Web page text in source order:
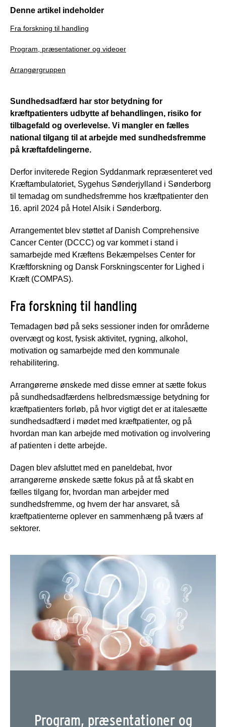
Denne artikel indeholder
Fra forskning til handling
Program, præsentationer og videoer
Arrangørgruppen
Sundhedsadfærd har stor betydning for
kræftpatienters udbytte af behandlingen, risiko for
tilbagefald og overlevelse. Vi mangler en fælles
national tilgang til at arbejde med sundhedsfremme
på kræftafdelingerne.
Derfor inviterede Region Syddanmark repræsenteret ved
Kræftambulatoriet, Sygehus Sønderjylland i Sønderborg
til temadag om sundhedsfremme hos kræftpatienter den
16. april 2024 på Hotel Alsik i Sønderborg.
Arrangementet blev støttet af Danish Comprehensive
Cancer Center (DCCC) og var kommet i stand i
samarbejde med Kræftens Bekæmpelses Center for
Kræftforskning og Dansk Forskningscenter for Lighed i
Kræft (COMPAS).
Fra forskning til handling
Temadagen bød på seks sessioner inden for områderne
overvægt og kost, fysisk aktivitet, rygning, alkohol,
motivation og samarbejde med den kommunale
rehabilitering.
Arrangørerne ønskede med disse emner at sætte fokus
på sundhedsadfærdens helbredsmæssige betydning for
kræftpatienters forløb, på hvor vigtigt det er at italesætte
sundhedsadfærd i mødet med kræftpatienter, og på
hvordan man kan arbejde med motivation og involvering
af patienten i dette arbejde.
Dagen blev afsluttet med en paneldebat, hvor
arrangørerne ønskede sætte fokus på at få skabt en
fælles tilgang for, hvordan man arbejder med
sundhedsfremme, og hvem der har ansvaret, så
kræftpatienterne oplever en sammenhæng på tværs af
sektorer.
Program, præsentationer og